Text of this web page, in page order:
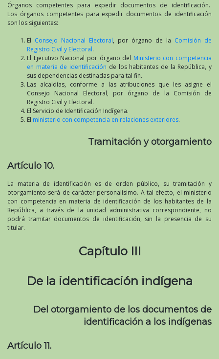
Órganos competentes para expedir documentos de identificación.
Los órganos competentes para expedir documentos de identificación
son los siguientes:
El Consejo Nacional Electoral, por órgano de la Comisión de
Registro Civil y Electoral.
El Ejecutivo Nacional por órgano del Ministerio con competencia
en materia de identificación de los habitantes de la República, y
sus dependencias destinadas para tal fin.
Las alcaldías, conforme a las atribuciones que les asigne el
Consejo Nacional Electoral, por órgano de la Comisión de
Registro Civil y Electoral.
El Servicio de Identificación Indígena.
El ministerio con competencia en relaciones exteriores.
Tramitación y otorgamiento
Artículo 10.
La materia de identificación es de orden público, su tramitación y
otorgamiento será de carácter personalísimo. A tal efecto, el ministerio
con competencia en materia de identificación de los habitantes de la
República, a través de la unidad administrativa correspondiente, no
podrá tramitar documentos de identificación, sin la presencia de su
titular.
Capítulo III
De la identificación indígena
Del otorgamiento de los documentos de
identificación a los indígenas
Artículo 11.